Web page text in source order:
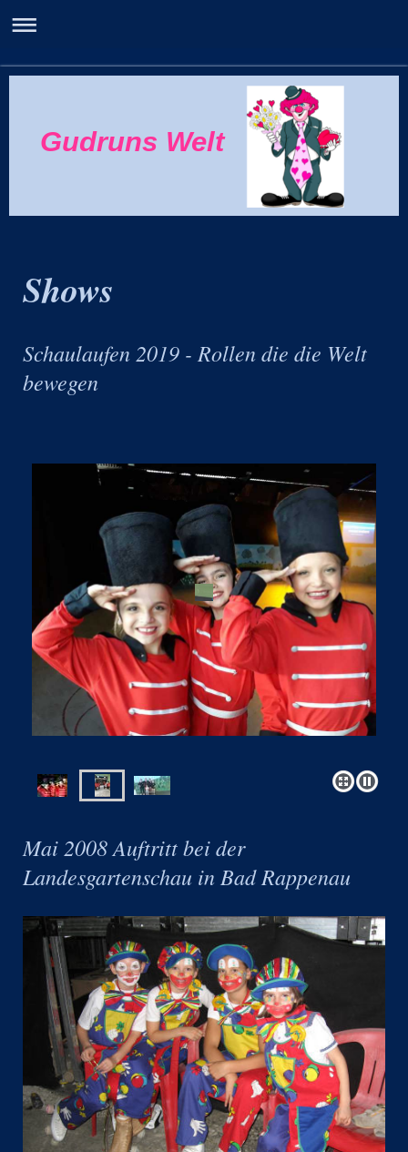
Gudruns Welt
Shows
Schaulaufen 2019 - Rollen die die Welt
bewegen
Mai 2008 Auftritt bei der
Landesgartenschau in Bad Rappenau